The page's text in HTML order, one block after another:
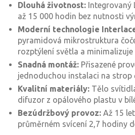
Dlouhá životnost: Integrovaný
až 15 000 hodin bez nutnosti
Moderní technologie
pyramidová mikrostruktura
rozptýlení světla a minimalizuje
Snadná montáž: Přisazené
jednoduchou instalaci na strop
Kvalitní materiály: Tělo
difuzor z opálového plastu v
Bezúdržbový provoz: Až 15
průměrném svícení 2,7 hodiny